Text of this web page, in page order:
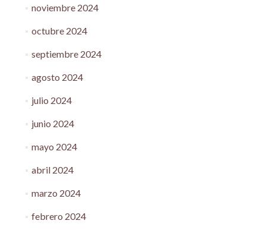
noviembre 2024
octubre 2024
septiembre 2024
agosto 2024
julio 2024
junio 2024
mayo 2024
abril 2024
marzo 2024
febrero 2024